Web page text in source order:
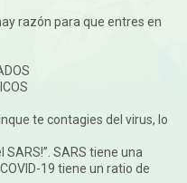
razón para que entres en
te contagies del virus, lo
SARS tiene una
19 tiene un ratio de